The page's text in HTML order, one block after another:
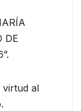
DE
virtud al